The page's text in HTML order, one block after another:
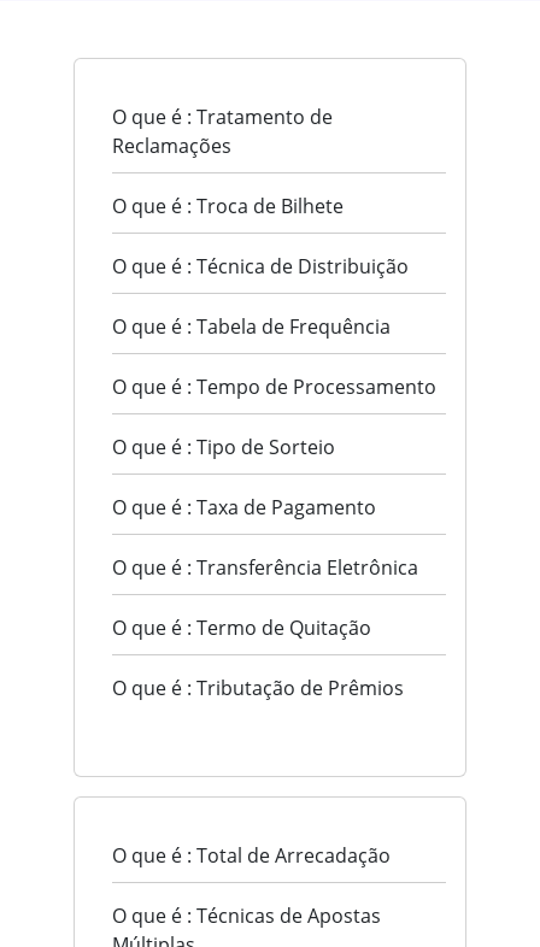
O que é : Tratamento de
Reclamações
O que é : Troca de Bilhete
O que é : Técnica de Distribuição
O que é : Tabela de Frequência
O que é : Tempo de Processamento
O que é : Tipo de Sorteio
O que é : Taxa de Pagamento
O que é : Transferência Eletrônica
O que é : Termo de Quitação
O que é : Tributação de Prêmios
O que é : Total de Arrecadação
O que é : Técnicas de Apostas